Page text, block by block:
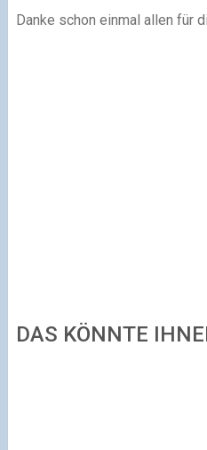
Danke schon einmal allen für
DAS KÖNNTE